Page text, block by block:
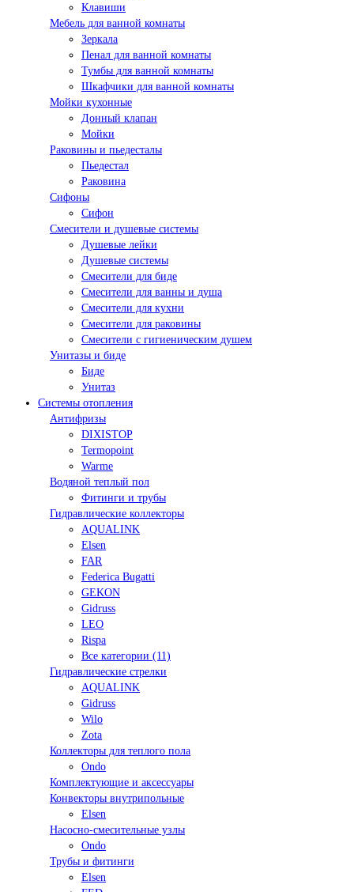
Клавиши
Мебель для ванной комнаты
Зеркала
Пенал для ванной комнаты
Тумбы для ванной комнаты
Шкафчики для ванной комнаты
Мойки кухонные
Донный клапан
Мойки
Раковины и пьедесталы
Пьедестал
Раковина
Сифоны
Сифон
Смесители и душевые системы
Душевые лейки
Душевые системы
Смесители для биде
Смесители для ванны и душа
Смесители для кухни
Смесители для раковины
Смесители с гигиеническим душем
Унитазы и биде
Биде
Унитаз
Системы отопления
Антифризы
DIXISTOP
Termopoint
Warme
Водяной теплый пол
Фитинги и трубы
Гидравлические коллекторы
AQUALINK
Elsen
FAR
Federica Bugatti
GEKON
Gidruss
LEO
Rispa
Все категории (11)
Гидравлические стрелки
AQUALINK
Gidruss
Wilo
Zota
Коллекторы для теплого пола
Ondo
Комплектующие и аксессуары
Конвекторы внутрипольные
Elsen
Насосно-смесительные узлы
Ondo
Трубы и фитинги
Elsen